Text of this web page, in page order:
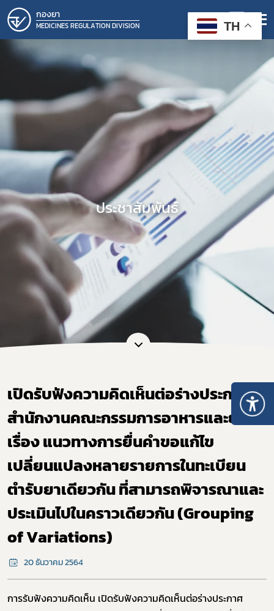
กองยา
MEDICINES REGULATION DIVISION
ประชาสัมพันธ์
เปิดรับฟังความคิดเห็นต่อร่างประกาศ
สำนักงานคณะกรรมการอาหารและยา
เรื่อง แนวทางการยื่นคำขอแก้ไข
เปลี่ยนแปลงหลายรายการในทะเบียน
ตำรับยาเดียวกัน ที่สามารถพิจารณาและ
ประเมินไปในคราวเดียวกัน (Grouping
of Variations)
20 ธันวาคม 2564
การรับฟังความคิดเห็น ​เปิดรับฟังความคิดเห็นต่อร่างประกาศ
TH